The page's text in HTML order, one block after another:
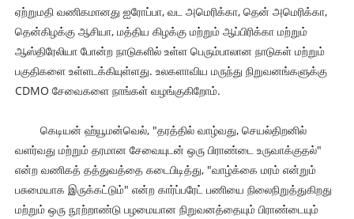
ஏற்றுமதி வணிகமானது ஐரோப்பா, வட அமெரிக்கா, தென் அமெரிக்கா,
தென்கிழக்கு ஆசியா, மத்திய கிழக்கு மற்றும் ஆப்பிரிக்கா மற்றும்
ஆஸ்திரேலியா போன்ற நாடுகளில் உள்ள பெரும்பாலான நாடுகள் மற்றும்
பகுதிகளை உள்ளடக்கியுள்ளது. உலகளாவிய மருந்து நிறுவனங்களுக்கு
CDMO சேவைகளை நாங்கள் வழங்குகிறோம்.
கெடியன் ஹ்யூமன்வெல், "தரத்தில் வாழ்வது, செயல்திறனில்
வளர்வது மற்றும் தரமான சேவையுடன் ஒரு பிராண்டை உருவாக்குதல்"
என்ற வணிகத் தத்துவத்தை கடைபிடித்து, "வாழ்க்கை மரம் என்றும்
பசுமையாக இருக்கட்டும்" என்ற கார்ப்பரேட் பணியை நிலைநிறுத்துகிறது
மற்றும் ஒரு நூற்றாண்டு பழமையான நிறுவனத்தையும் பிராண்டையும்